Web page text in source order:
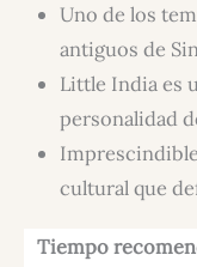
Uno de los
antiguos de
Little India es
personalidad
cultural que
Tiempo